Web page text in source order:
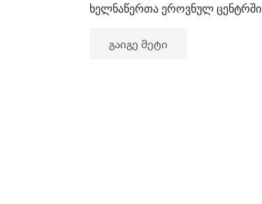
ხელნაწერთა ეროვნულ ცენტრში
გაიგე მეტი